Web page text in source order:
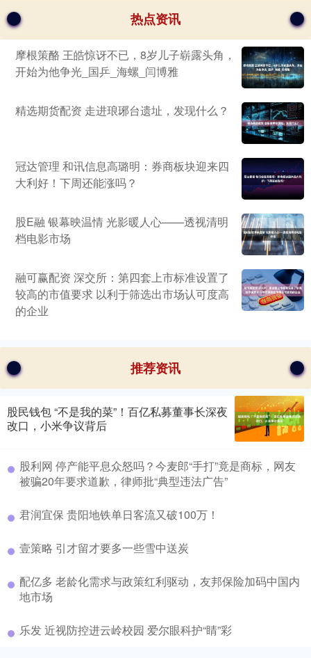
热点资讯
摩根策酪 王皓惊讶不已，8岁儿子崭露头角，
开始为他争光_国乒_海螺_闫博雅
精选期货配资 走进琅琊台遗址，发现什么？
冠达管理 和讯信息高璐明：券商板块迎来四
大利好！下周还能涨吗？
股E融 银幕映温情 光影暖人心——透视清明
档电影市场
融可赢配资 深交所：第四套上市标准设置了
较高的市值要求 以利于筛选出市场认可度高
的企业
推荐资讯
股民钱包 “不是我的菜”！百亿私募董事长深夜
改口，小米争议背后
股利网 停产能平息众怒吗？今麦郎“手打”竟是商标，网友
被骗20年要求道歉，律师批“典型违法广告”
君润宜保 贵阳地铁单日客流又破100万！
壹策略 引才留才要多一些雪中送炭
配亿多 老龄化需求与政策红利驱动，友邦保险加码中国内
地市场
乐发 近视防控进云岭校园 爱尔眼科护“睛”彩